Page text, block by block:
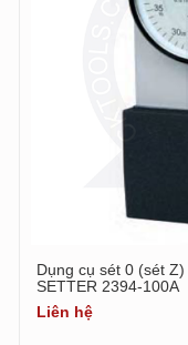
Dụng cụ sét 0 (sét
SETTER 2394-100A
Liên hệ